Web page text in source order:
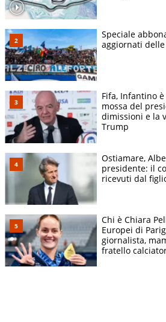
Speciale
aggiornati
Fifa, Infantino
mossa del
dimissioni e la
Trump
Ostiamare,
presidente: il
ricevuti dal
Chi è Chiara
Europei di
giornalista,
fratello